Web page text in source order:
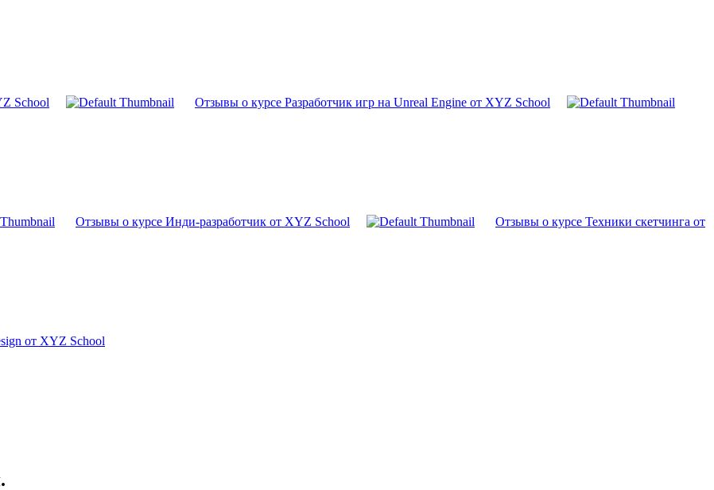
School Отзывы о курсе Разработчик игр на Unreal Engine от XYZ School
Отзывы о курсе Инди-разработчик от XYZ School Отзывы о курсе Техники скетчинга от
от XYZ School